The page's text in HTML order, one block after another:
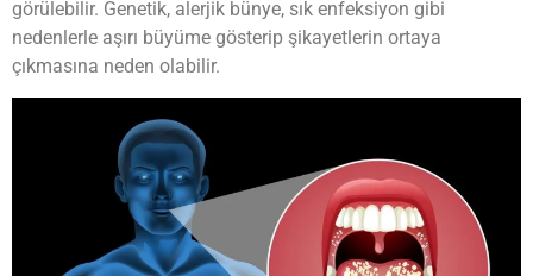
görülebilir. Genetik, alerjik bünye, sık enfeksiyon gibi
nedenlerle aşırı büyüme gösterip şikayetlerin ortaya
çıkmasına neden olabilir.